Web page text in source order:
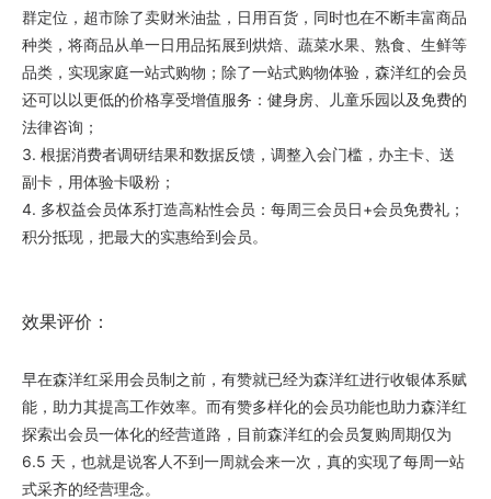
群定位，超市除了卖财米油盐，日用百货，同时也在不断丰富商品
种类，将商品从单一日用品拓展到烘焙、蔬菜水果、熟食、生鲜等
品类，实现家庭一站式购物；除了一站式购物体验，森洋红的会员
还可以以更低的价格享受增值服务：健身房、儿童乐园以及免费的
法律咨询；
3. 根据消费者调研结果和数据反馈，调整入会门槛，办主卡、送
副卡，用体验卡吸粉；
4. 多权益会员体系打造高粘性会员：每周三会员日+会员免费礼；
积分抵现，把最大的实惠给到会员。
效果评价：
早在森洋红采用会员制之前，有赞就已经为森洋红进行收银体系赋
能，助力其提高工作效率。而有赞多样化的会员功能也助力森洋红
探索出会员一体化的经营道路，目前森洋红的会员复购周期仅为
6.5 天，也就是说客人不到一周就会来一次，真的实现了每周一站
式采齐的经营理念。